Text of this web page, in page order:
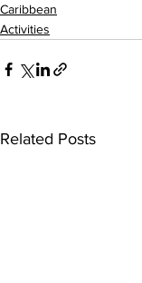
Caribbean
Activities
Related Posts